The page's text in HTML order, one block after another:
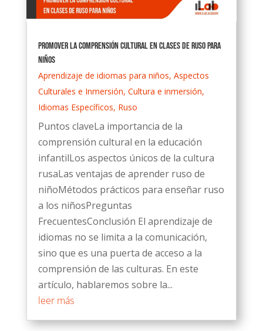
Promover la comprensión cultural en clases de ruso para
niños
Aprendizaje de idiomas para niños, Aspectos
Culturales e Inmersión, Cultura e inmersión,
Idiomas Específicos, Ruso
Puntos claveLa importancia de la
comprensión cultural en la educación
infantilLos aspectos únicos de la cultura
rusaLas ventajas de aprender ruso de
niñoMétodos prácticos para enseñar ruso
a los niñosPreguntas
FrecuentesConclusión El aprendizaje de
idiomas no se limita a la comunicación,
sino que es una puerta de acceso a la
comprensión de las culturas. En este
artículo, hablaremos sobre la...
leer más